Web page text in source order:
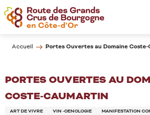
Aller
au
contenu
Accueil Portes Ouvertes au Domaine
PORTES OUVERTES AU
COSTE-CAUMARTIN
ART DE VIVRE VIN -OENOLOGIE MANIFESTATION